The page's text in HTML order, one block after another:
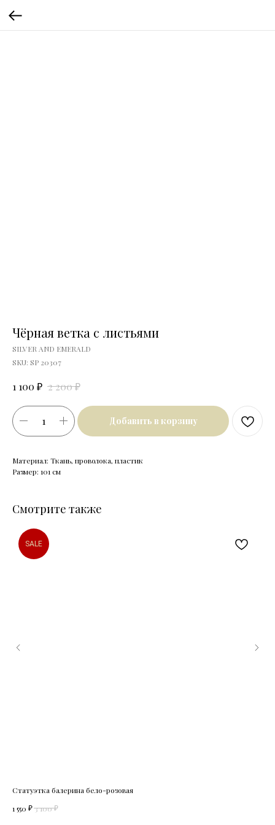
Чёрная ветка с листьями
SILVER AND EMERALD
SKU: SP 20307
1 100 ₽ 2 200₽
Добавить в корзину
Материал: Ткань, проволока, пластик
Размер: 101 см
Смотрите также
SALE
Статуэтка балерина бело-розовая
1 550 ₽3 100₽